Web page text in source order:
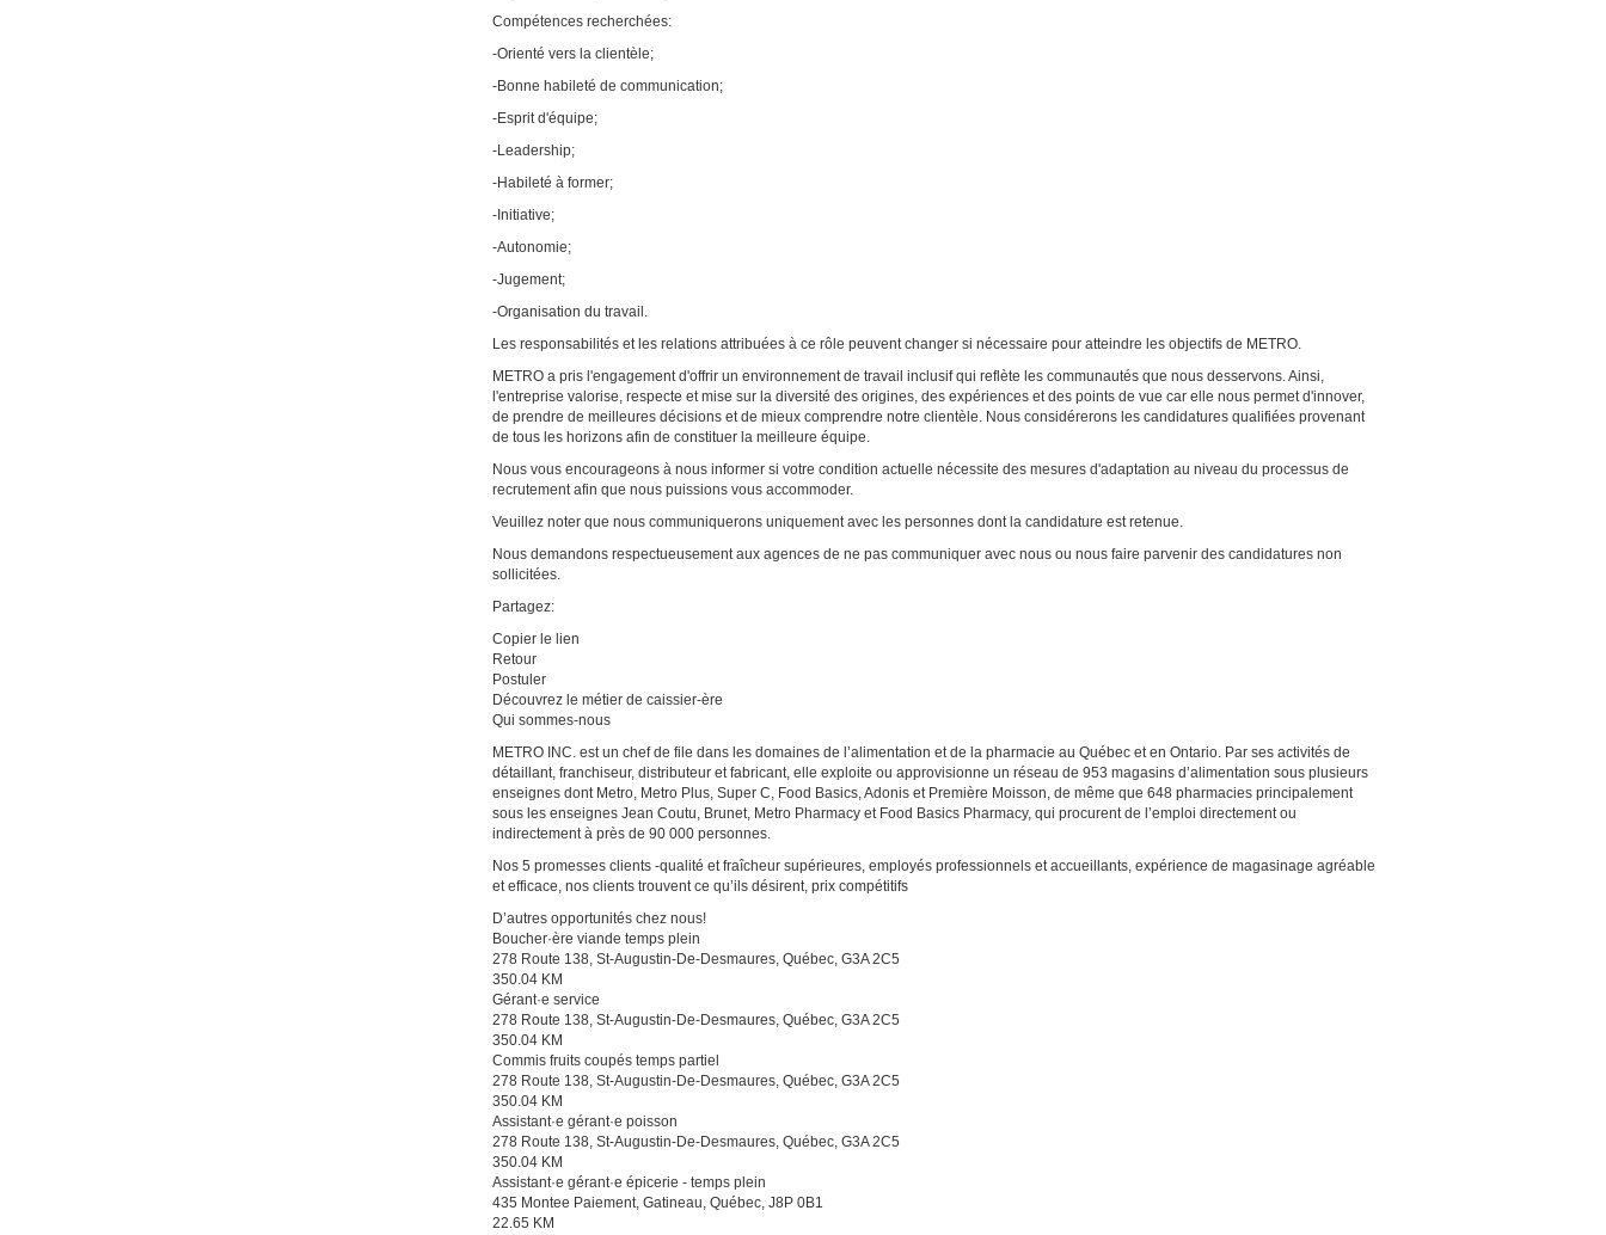
Compétences recherchées:
-Orienté vers la clientèle;
-Bonne habileté de communication;
-Esprit d'équipe;
-Leadership;
-Habileté à former;
-Initiative;
-Autonomie;
-Jugement;
-Organisation du travail.
Les responsabilités et les relations attribuées à ce rôle peuvent changer si nécessaire pour atteindre les objectifs de METRO.
METRO a pris l'engagement d'offrir un environnement de travail inclusif qui reflète les communautés que nous desservons. Ainsi,
l'entreprise valorise, respecte et mise sur la diversité des origines, des expériences et des points de vue car elle nous permet d'innover,
de prendre de meilleures décisions et de mieux comprendre notre clientèle. Nous considérerons les candidatures qualifiées provenant
de tous les horizons afin de constituer la meilleure équipe.
Nous vous encourageons à nous informer si votre condition actuelle nécessite des mesures d'adaptation au niveau du processus de
recrutement afin que nous puissions vous accommoder.
Veuillez noter que nous communiquerons uniquement avec les personnes dont la candidature est retenue.
Nous demandons respectueusement aux agences de ne pas communiquer avec nous ou nous faire parvenir des candidatures non
sollicitées.
Partagez:
Copier le lien
Retour
Postuler
Découvrez le métier de caissier-ère
Qui sommes-nous
METRO INC. est un chef de file dans les domaines de l’alimentation et de la pharmacie au Québec et en Ontario. Par ses activités de
détaillant, franchiseur, distributeur et fabricant, elle exploite ou approvisionne un réseau de 953 magasins d’alimentation sous plusieurs
enseignes dont Metro, Metro Plus, Super C, Food Basics, Adonis et Première Moisson, de même que 648 pharmacies principalement
sous les enseignes Jean Coutu, Brunet, Metro Pharmacy et Food Basics Pharmacy, qui procurent de l’emploi directement ou
indirectement à près de 90 000 personnes.
Nos 5 promesses clients -qualité et fraîcheur supérieures, employés professionnels et accueillants, expérience de magasinage agréable
et efficace, nos clients trouvent ce qu’ils désirent, prix compétitifs
D’autres opportunités chez nous!
Boucher·ère viande temps plein
278 Route 138, St-Augustin-De-Desmaures, Québec, G3A 2C5
350.04 KM
Gérant·e service
278 Route 138, St-Augustin-De-Desmaures, Québec, G3A 2C5
350.04 KM
Commis fruits coupés temps partiel
278 Route 138, St-Augustin-De-Desmaures, Québec, G3A 2C5
350.04 KM
Assistant·e gérant·e poisson
278 Route 138, St-Augustin-De-Desmaures, Québec, G3A 2C5
350.04 KM
Assistant·e gérant·e épicerie - temps plein
435 Montee Paiement, Gatineau, Québec, J8P 0B1
22.65 KM